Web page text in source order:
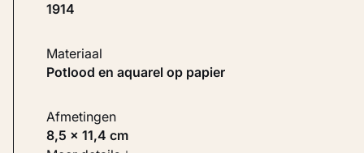
1914
Materiaal
Potlood en aquarel op papier
Afmetingen
8,5 × 11,4 cm